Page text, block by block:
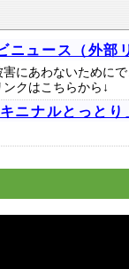
ュース（外部
にあわないために
クはこちらから↓
ニナルとっとり